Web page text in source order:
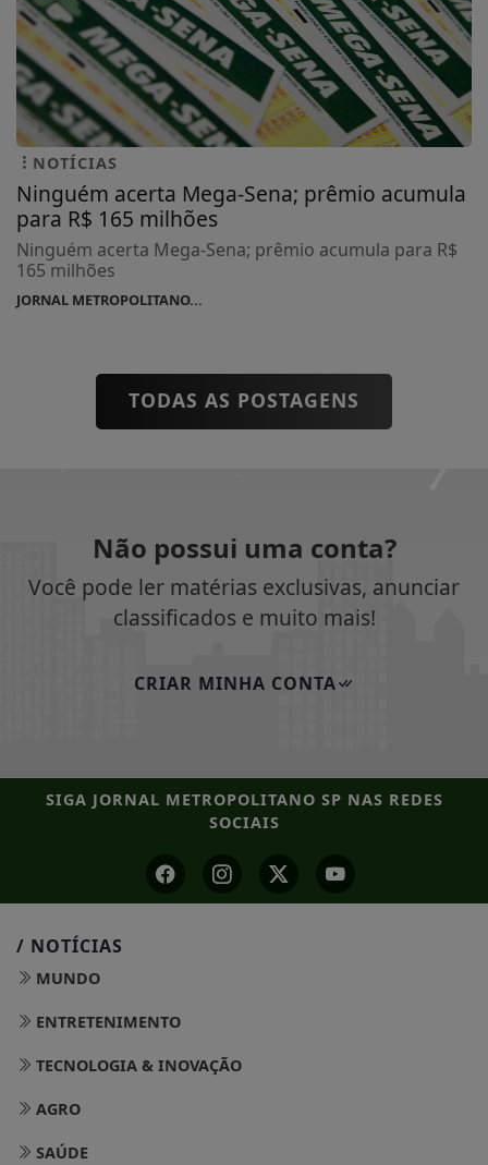
NOTÍCIAS
Ninguém acerta Mega-Sena; prêmio acumula
para R$ 165 milhões
Ninguém acerta Mega-Sena; prêmio acumula para R$
165 milhões
JORNAL METROPOLITANO...
TODAS AS POSTAGENS
Não possui uma conta?
Você pode ler matérias exclusivas, anunciar
classificados e muito mais!
CRIAR MINHA CONTA
SIGA JORNAL METROPOLITANO SP NAS REDES
SOCIAIS
/ NOTÍCIAS
MUNDO
ENTRETENIMENTO
TECNOLOGIA & INOVAÇÃO
AGRO
SAÚDE